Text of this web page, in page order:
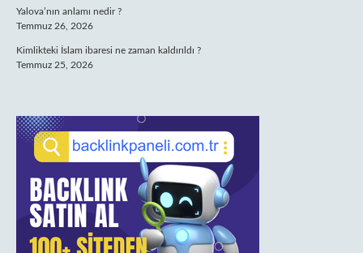
Yalova’nın anlamı nedir ?
Temmuz 26, 2026
Kimlikteki İslam ibaresi ne zaman kaldırıldı ?
Temmuz 25, 2026